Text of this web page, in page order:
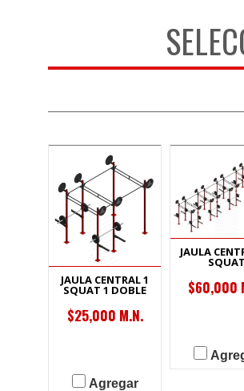
JAULA CENTRAL 1
SQUAT 1 DOBLE
$25,000 M.N.
Agregar
JAULA
SQUAT
$60,000